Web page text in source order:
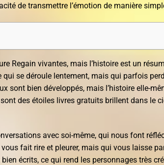
de transmettre l’émotion de manière
Regain vivantes, mais l’histoire est un
se déroule lentement, mais qui parfois
sont bien développés, mais l’histoire elle-
des étoiles livres gratuits brillent dans le
avec soi-même, qui nous font
vous fait rire et pleurer, mais qui vous laisse
écrits, ce qui rend les personnages très